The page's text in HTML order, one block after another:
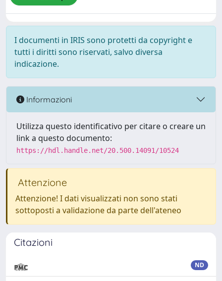
I documenti in IRIS sono protetti da copyright e
tutti i diritti sono riservati, salvo diversa
indicazione.
Informazioni
Utilizza questo identificativo per citare o creare un
link a questo documento:
https://hdl.handle.net/20.500.14091/10524
Attenzione
Attenzione! I dati visualizzati non sono stati
sottoposti a validazione da parte dell'ateneo
Citazioni
ND